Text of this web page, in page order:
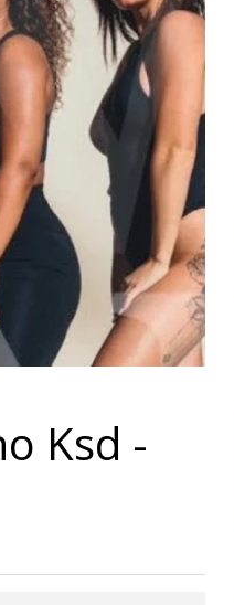
Ksd -
"Tem pessoas ki sa
Cabo Verde pa vivi
pior na Portugal" -
Dezabafo
LER MAIS